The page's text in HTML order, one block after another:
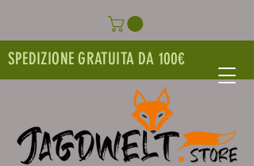
SPEDIZIONE GRATUITA DA 100€